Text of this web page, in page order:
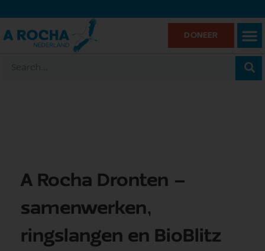
DONEER
A Rocha Dronten –
samenwerken,
ringslangen en BioBlitz